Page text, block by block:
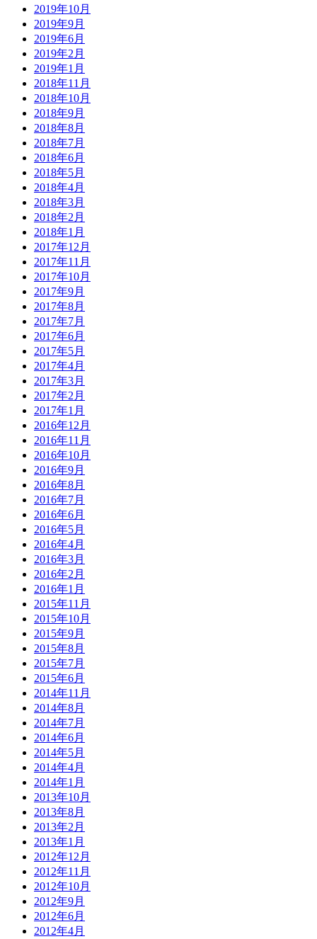
2019年10月
2019年9月
2019年6月
2019年2月
2019年1月
2018年11月
2018年10月
2018年9月
2018年8月
2018年7月
2018年6月
2018年5月
2018年4月
2018年3月
2018年2月
2018年1月
2017年12月
2017年11月
2017年10月
2017年9月
2017年8月
2017年7月
2017年6月
2017年5月
2017年4月
2017年3月
2017年2月
2017年1月
2016年12月
2016年11月
2016年10月
2016年9月
2016年8月
2016年7月
2016年6月
2016年5月
2016年4月
2016年3月
2016年2月
2016年1月
2015年11月
2015年10月
2015年9月
2015年8月
2015年7月
2015年6月
2014年11月
2014年8月
2014年7月
2014年6月
2014年5月
2014年4月
2014年1月
2013年10月
2013年8月
2013年2月
2013年1月
2012年12月
2012年11月
2012年10月
2012年9月
2012年6月
2012年4月